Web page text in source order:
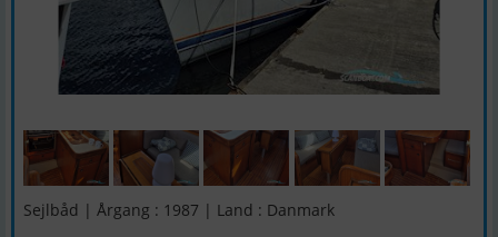
Sejlbåd | Årgang : 1987 | Land : Danmark